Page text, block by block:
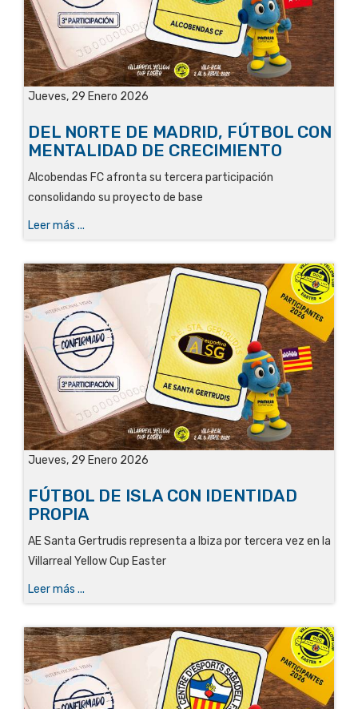
Jueves, 29 Enero 2026
DEL NORTE DE MADRID, FÚTBOL CON
MENTALIDAD DE CRECIMIENTO
Alcobendas FC afronta su tercera participación
consolidando su proyecto de base
Leer más ...
Jueves, 29 Enero 2026
FÚTBOL DE ISLA CON IDENTIDAD
PROPIA
AE Santa Gertrudis representa a Ibiza por tercera vez en la
Villarreal Yellow Cup Easter
Leer más ...